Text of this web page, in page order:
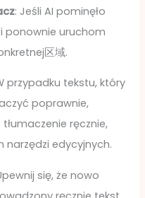
: Jeśli AI pominęło
ponownie uruchom
区域.
przypadku tekstu, który
poprawnie,
ręcznie,
edycyjnych.
się, że nowo